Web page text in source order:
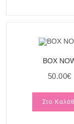
BOX
50.00€
Στο